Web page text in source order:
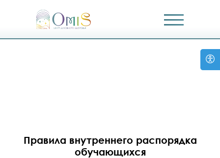
Правила внутреннего распорядка
обучающихся